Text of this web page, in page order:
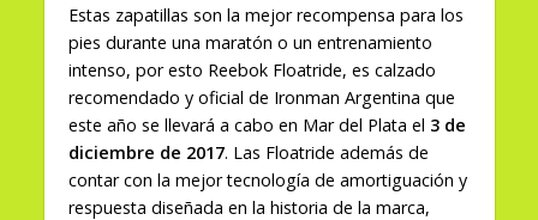
Estas zapatillas son la mejor recompensa para los
pies durante una maratón o un entrenamiento
intenso, por esto Reebok Floatride, es calzado
recomendado y oficial de Ironman Argentina que
este año se llevará a cabo en Mar del Plata el 3 de
diciembre de 2017. Las Floatride además de
contar con la mejor tecnología de amortiguación y
respuesta diseñada en la historia de la marca,